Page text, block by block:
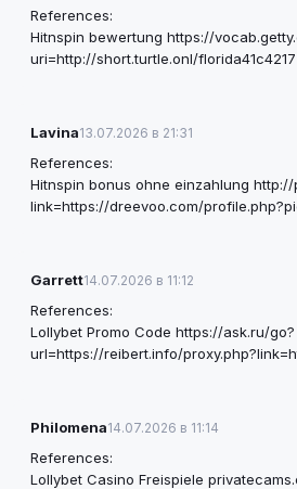
References:
Hitnspin bewertung https://
uri=http://short.turtle.onl/florida41c4217
Lavina13.07.2026 в 21:31
References:
Hitnspin bonus ohne einzahlung http://
link=https://dreevoo.com/
Garrett14.07.2026 в 11:12
References:
Lollybet Promo Code https://ask.ru/go?
url=https://reibert.info/
Philomena14.07.2026 в 11:14
References:
Lollybet Casino Freispiele